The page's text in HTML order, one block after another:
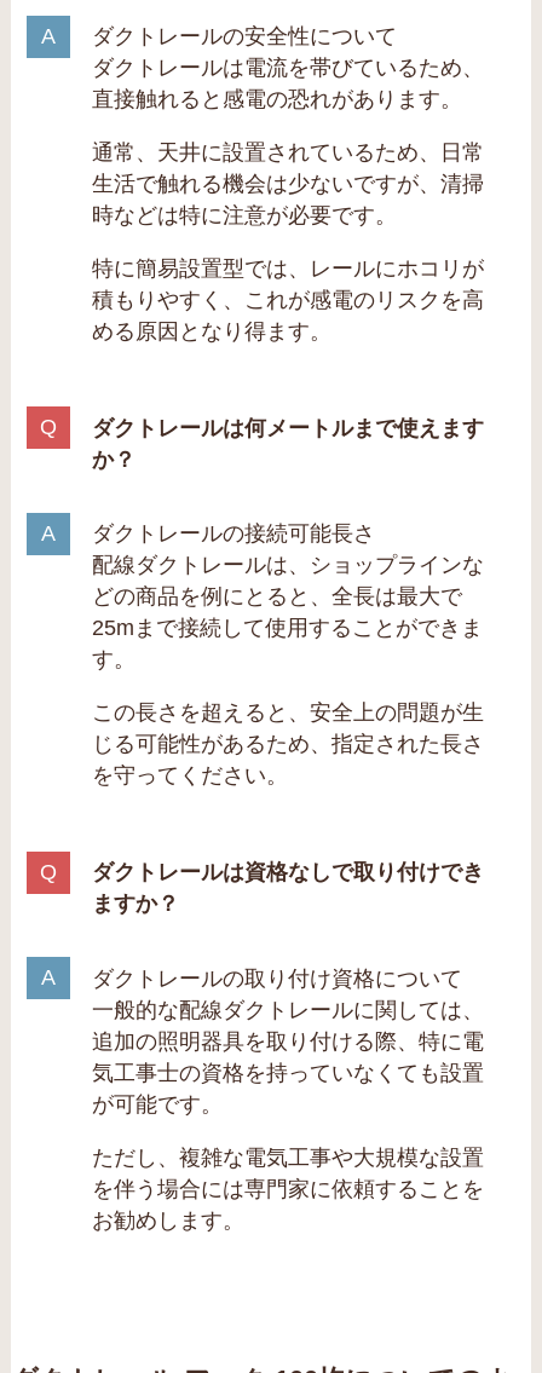
ダクトレールの安全性について
ダクトレールは電流を帯びているため、
直接触れると感電の恐れがあります。
通常、天井に設置されているため、日常
生活で触れる機会は少ないですが、清掃
時などは特に注意が必要です。
特に簡易設置型では、レールにホコリが
積もりやすく、これが感電のリスクを高
める原因となり得ます。
ダクトレールは何メートルまで使えます
か？
ダクトレールの接続可能長さ
配線ダクトレールは、ショップラインな
どの商品を例にとると、全長は最大で
25mまで接続して使用することができま
す。
この長さを超えると、安全上の問題が生
じる可能性があるため、指定された長さ
を守ってください。
ダクトレールは資格なしで取り付けでき
ますか？
ダクトレールの取り付け資格について
一般的な配線ダクトレールに関しては、
追加の照明器具を取り付ける際、特に電
気工事士の資格を持っていなくても設置
が可能です。
ただし、複雑な電気工事や大規模な設置
を伴う場合には専門家に依頼することを
お勧めします。